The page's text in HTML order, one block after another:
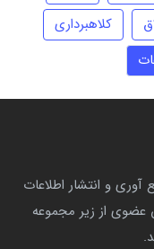
کلاهبرداری
1394 با هدف جمع آوری و انتشار اطلاعات
از زیر مجموعه